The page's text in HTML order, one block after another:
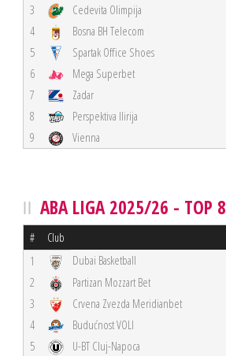
3
Cedevita Olimpija
4
Bosna BH Telecom
5
Spartak Office Shoes
6
Mega Superbet
7
Zadar
8
Perspektiva Ilirija
9
Vienna
ABA LIGA 2025/26 - TOP 8
# Club
1 Dubai Basketball
2
Partizan Mozzart Bet
3
Crvena Zvezda Meridianbet
4
Budućnost VOLI
5
U-BT Cluj-Napoca